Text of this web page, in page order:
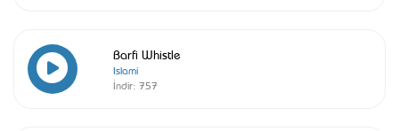
Barfi Whistle
Islami
İndir: 757